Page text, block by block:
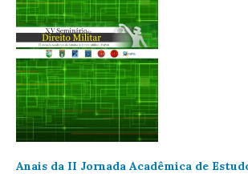
Anais da II Jornada Acadêmica de